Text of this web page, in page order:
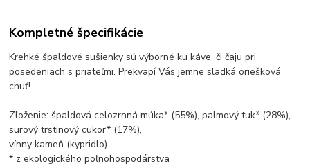
Kompletné špecifikácie
Krehké špaldové sušienky sú výborné ku káve, či čaju pri
posedeniach s priateľmi. Prekvapí Vás jemne sladká oriešková
chuť!
Zloženie: špaldová celozrnná múka* (55%), palmový tuk* (28%),
surový trstinový cukor* (17%),
vínny kameň (kypridlo).
* z ekologického poľnohospodárstva